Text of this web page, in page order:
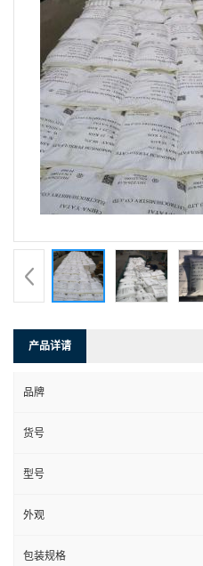
产品详请
品牌
货号
型号
外观
包装规格